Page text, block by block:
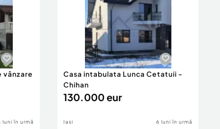
vânzare
luni în urmă
Casa intabulata Lunca Cetatuii -
Chihan
130.000 eur
Iasi 6 luni în urmă